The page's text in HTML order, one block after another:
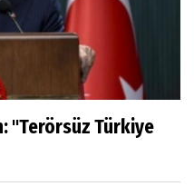
''Terörsüz Türkiye